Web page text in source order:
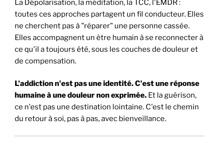
La Dépolarisation, la méditation, la TCC, l'EMDR :
toutes ces approches partagent un fil conducteur. Elles
ne cherchent pas à "réparer" une personne cassée.
Elles accompagnent un être humain à se reconnecter à
ce qu'il a toujours été, sous les couches de douleur et
de compensation.
L'addiction n'est pas une identité. C'est une réponse
humaine à une douleur non exprimée. Et la guérison,
ce n'est pas une destination lointaine. C'est le chemin
du retour à soi, pas à pas, avec bienveillance.